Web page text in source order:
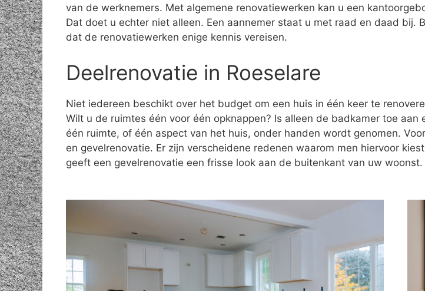
van de werknemers. Met algemene renovatiewerken kan u een
Dat doet u echter niet alleen. Een aannemer staat u met raad en daad bij.
dat de renovatiewerken enige kennis vereisen.
Deelrenovatie in Roeselare
Niet iedereen beschikt over het budget om een huis in één keer te
Wilt u de ruimtes één voor één opknappen? Is alleen de badkamer toe
één ruimte, of één aspect van het huis, onder handen wordt genomen.
en gevelrenovatie. Er zijn verscheidene redenen waarom men hiervoor
geeft een gevelrenovatie een frisse look aan de buitenkant van uw woonst.